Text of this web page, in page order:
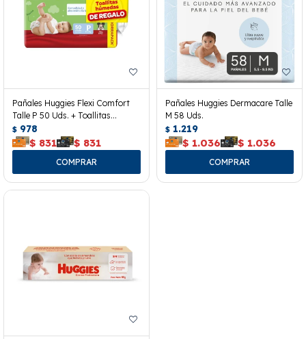
Pañales Huggies Flexi Comfort
Talle P 50 Uds. + Toallitas
Húmedas
$ 978
$ 831 $ 831
Pañales Huggies Dermacare Talle
M 58 Uds.
$ 1.219
$ 1.036 $ 1.036